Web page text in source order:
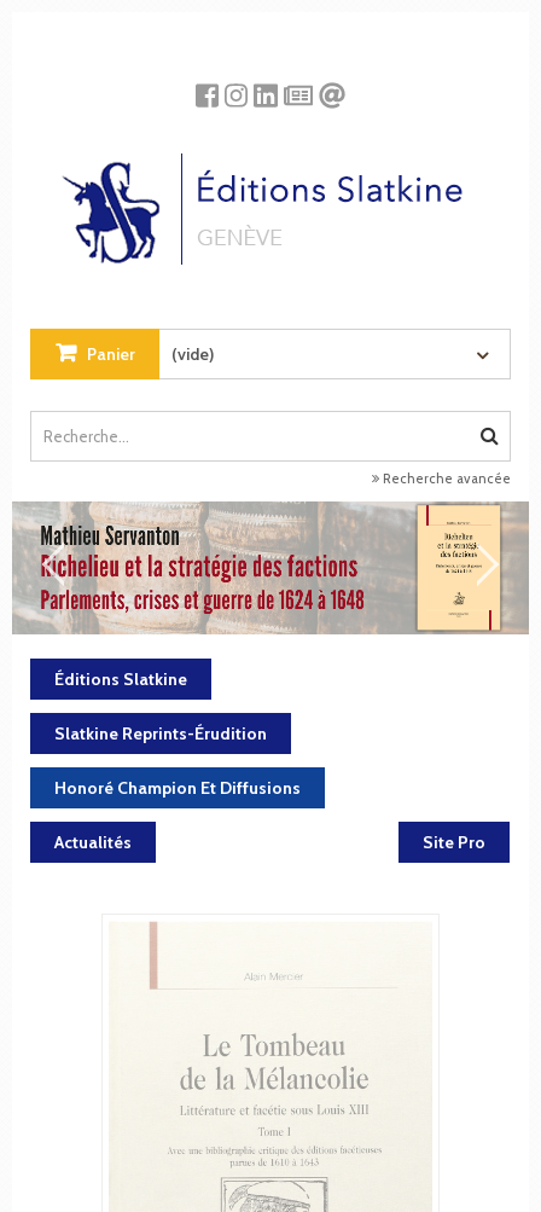
Panier (vide)
Recherche avancée
Éditions Slatkine
Slatkine Reprints-Érudition
Honoré Champion Et Diffusions
Actualités Site Pro